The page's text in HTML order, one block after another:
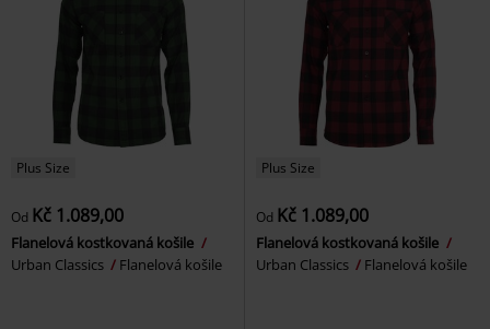
Plus Size
Od Kč 1.089,00
Flanelová kostkovaná košile
Urban Classics
Flanelová košile
Plus Size
Od Kč 1.089,00
Flanelová kostkovaná košile
Urban Classics
Flanelová košile